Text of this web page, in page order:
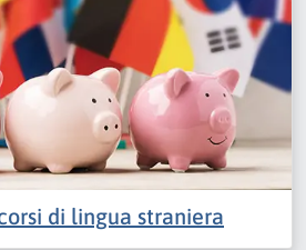
di lingua straniera